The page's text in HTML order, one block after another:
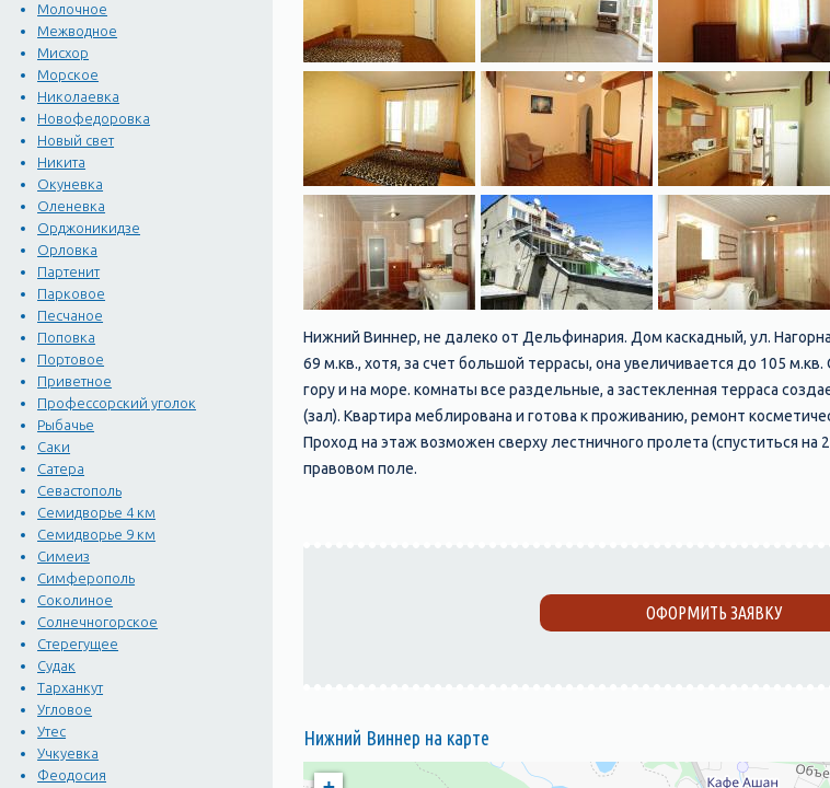
Молочное
Межводное
Мисхор
Морское
Николаевка
Новофедоровка
Новый свет
Никита
Окуневка
Оленевка
Орджоникидзе
Орловка
Партенит
Парковое
Песчаное
Поповка
Портовое
Приветное
Профессорский уголок
Рыбачье
Саки
Сатера
Севастополь
Семидворье 4 км
Семидворье 9 км
Симеиз
Симферополь
Соколиное
Солнечногорское
Стерегущее
Судак
Тарханкут
Угловое
Утес
Учкуевка
Феодосия
Нижний Виннер, не далеко от Дельфинария. Дом каскадный, ул.
69 м.кв., хотя, за счет большой террасы, она увеличивается до 105
гору и на море. комнаты все раздельные, а застекленная терраса
(зал). Квартира меблирована и готова к проживанию, ремонт
Проход на этаж возможен сверху лестничного пролета (спуститься на
правовом поле.
ОФОРМИТЬ ЗАЯВКУ
Нижний Виннер на карте